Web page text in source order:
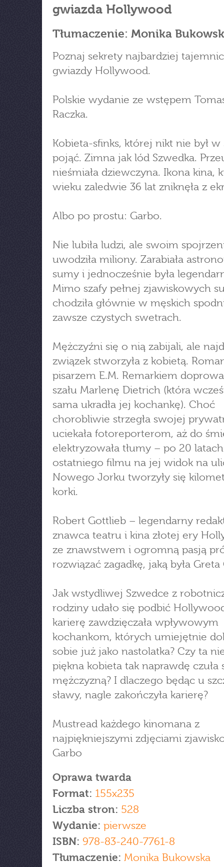
gwiazda Hollywood
Tłumaczenie: Monika
Poznaj sekrety najbardziej
gwiazdy Hollywood.
Polskie wydanie ze wstępem
Raczka.
Kobieta-sfinks, której nikt nie był w
pojąć. Zimna jak lód Szwedka.
nieśmiała dziewczyna. Ikona kina,
wieku zaledwie 36 lat zniknęła z
Albo po prostu: Garbo.
Nie lubiła ludzi, ale swoim
uwodziła miliony. Zarabiała
sumy i jednocześnie była
Mimo szafy pełnej zjawiskowych
chodziła głównie w męskich
zawsze czystych swetrach.
Mężczyźni się o nią zabijali, ale
związek stworzyła z kobietą.
pisarzem E.M. Remarkiem
szału Marlenę Dietrich (która
sama ukradła jej kochankę). Choć
chorobliwie strzegła swojej
uciekała fotoreporterom, aż do
elektryzowała tłumy – po 20
ostatniego filmu na jej widok na
Nowego Jorku tworzyły się
korki.
Robert Gottlieb – legendarny
znawca teatru i kina złotej ery
ze znawstwem i ogromną pasją
rozwiązać zagadkę, jaką była Greta
Jak wstydliwej Szwedce z
rodziny udało się podbić
karierę zawdzięczała wpływowym
kochankom, których umiejętnie
sobie już jako nastolatka? Czy ta
piękna kobieta tak naprawdę czuła
mężczyzną? I dlaczego będąc u
sławy, nagle zakończyła karierę?
Mustread każdego kinomana z
najpiękniejszymi zdjęciami
Garbo
Oprawa twarda
Format: 155x235
Liczba stron: 528
Wydanie: pierwsze
ISBN: 978-83-240-7761-8
Tłumaczenie: Monika Bukowska